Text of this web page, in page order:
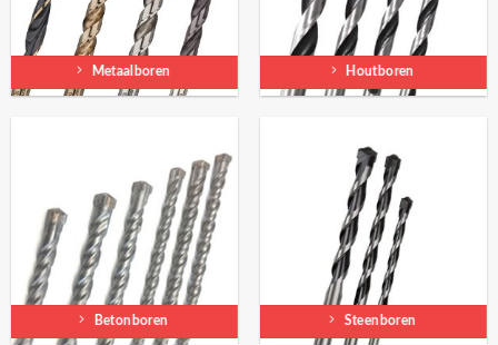
Metaalboren Houtboren
Betonboren Steenboren